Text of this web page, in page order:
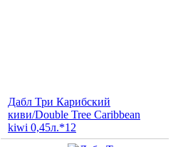
Дабл Три Карибский
киви/Double Tree Caribbean
kiwi 0,45л.*12